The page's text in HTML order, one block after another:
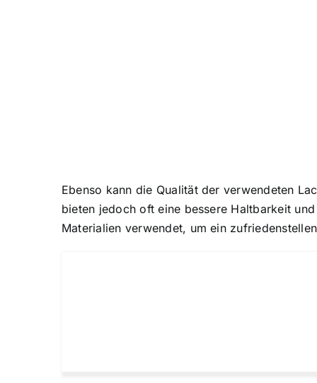
Ebenso kann die Qualität der verwendeten
bieten jedoch oft eine bessere Haltbarkeit
Materialien verwendet, um ein